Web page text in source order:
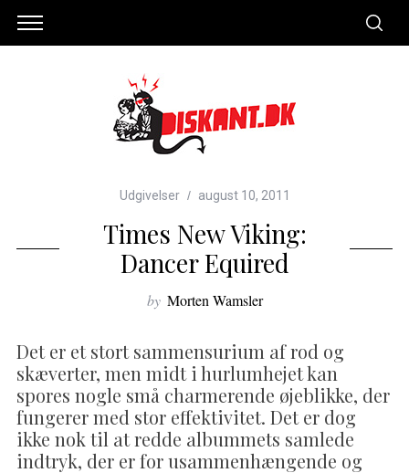
Udgivelser august 10, 2011
Times New Viking:
Dancer Equired
by Morten Wamsler
Det er et stort sammensurium af rod og
skæverter, men midt i hurlumhejet kan
spores nogle små charmerende øjeblikke, der
fungerer med stor effektivitet. Det er dog
ikke nok til at redde albummets samlede
indtryk, der er for usammenhængende og